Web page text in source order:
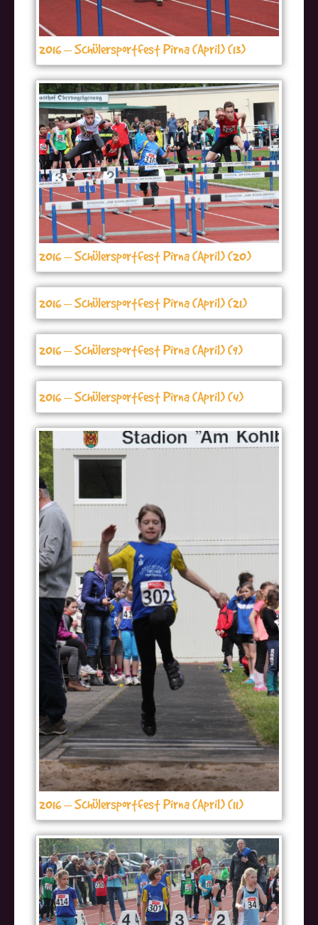
2016 – Schülersportfest Pirna (April) (13)
2016 – Schülersportfest Pirna (April) (20)
2016 – Schülersportfest Pirna (April) (21)
2016 – Schülersportfest Pirna (April) (9)
2016 – Schülersportfest Pirna (April) (4)
2016 – Schülersportfest Pirna (April) (11)